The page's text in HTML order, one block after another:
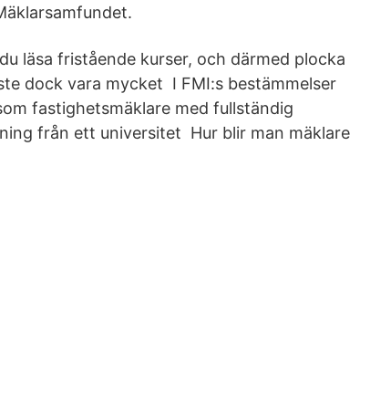
läsa fristående kurser, och därmed plocka
dock vara mycket I FMI:s bestämmelser
fastighetsmäklare med fullständig
från ett universitet Hur blir man mäklare